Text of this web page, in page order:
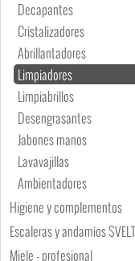
Decapantes
Cristalizadores
Abrillantadores
Limpiadores
Limpiabrillos
Desengrasantes
Jabones manos
Lavavajillas
Ambientadores
Higiene y complementos
Escaleras y andamios SVELT
Miele - profesional